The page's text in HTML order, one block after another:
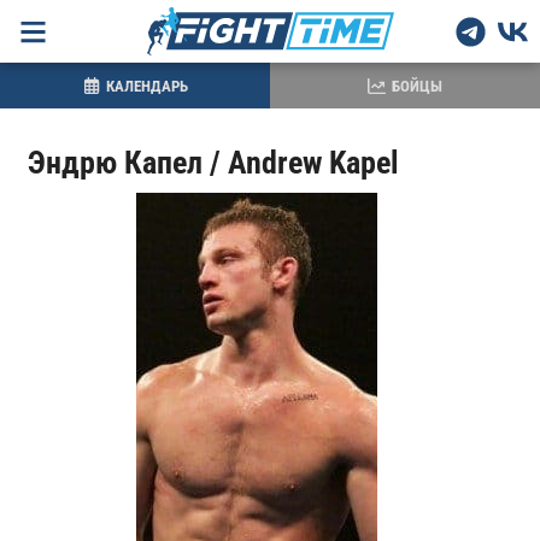
Эндрю Капел / Andrew Kapel
КАЛЕНДАРЬ БОЙЦЫ